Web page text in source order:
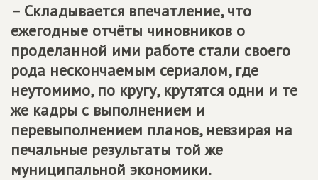
– Складывается впечатление, что
ежегодные отчёты чиновников о
проделанной ими работе стали своего
рода нескончаемым сериалом, где
неутомимо, по кругу, крутятся одни и те
же кадры с выполнением и
перевыполнением планов, невзирая на
печальные результаты той же
муниципальной экономики.